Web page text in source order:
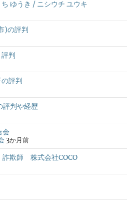
ゆうき / ニシウチ ユウキ
)の評判
判
評判
評判や経歴
3か月前
欺師 株式会社COCO